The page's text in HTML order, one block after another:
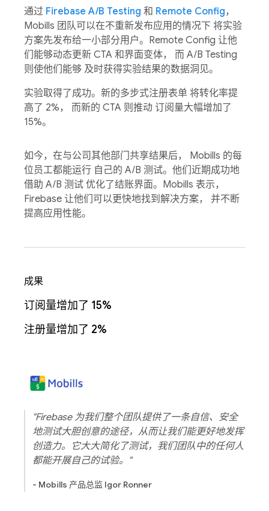
通过 Firebase A/B Testing 和 Remote Config，
Mobills 团队可以在不重新发布应用的情况下 将实验
方案先发布给一小部分用户。Remote Config 让他
们能够动态更新 CTA 和界面变体， 而 A/B Testing
则使他们能够 及时获得实验结果的数据洞见。
实验取得了成功。新的多步式注册表单 将转化率提
高了 2%， 而新的 CTA 则推动 订阅量大幅增加了
15%。
如今，在与公司其他部门共享结果后， Mobills 的每
位员工都能运行 自己的 A/B 测试。他们近期成功地
借助 A/B 测试 优化了结账界面。Mobills 表示，
Firebase 让他们可以更快地找到解决方案， 并不断
提高应用性能。
成果
订阅量增加了 15%
注册量增加了 2%
"Firebase 为我们整个团队提供了一条自信、安全
地测试大胆创意的途径，从而让我们能更好地发挥
创造力。它大大简化了测试，我们团队中的任何人
都能开展自己的试验。"
- Mobills 产品总监 Igor Ronner